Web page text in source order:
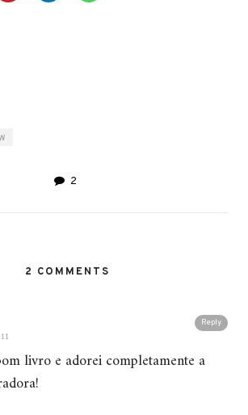
2
2 COMMENTS
Reply
livro e adorei completamente a